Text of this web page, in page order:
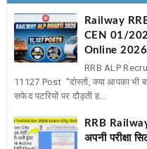
Railway
CEN 01/
Online 2026
RRB ALP
11127 Post "दोस्तों, क्या आपका भी
सफेद पटरियों पर दौड़ती ह...
RRB
अपनी परीक्षा